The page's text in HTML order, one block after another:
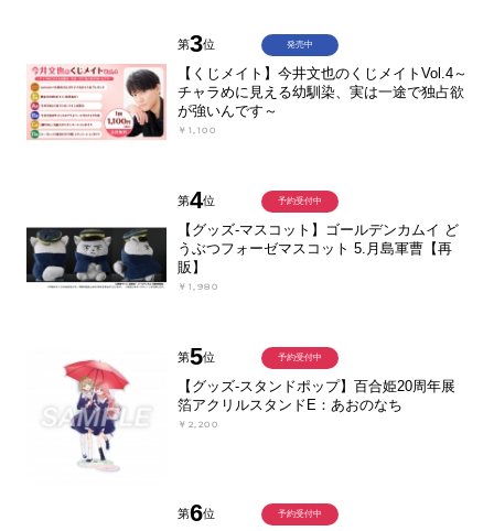
第3位
【くじメイト】今井文也のくじメイトVol.4～
チャラめに見える幼馴染、実は一途で独占欲
が強いんです～
￥1,100
発売中
第4位
【グッズ-マスコット】ゴールデンカムイ ど
うぶつフォーゼマスコット 5.月島軍曹【再
販】
￥1,980
予約受付中
第5位
【グッズ-スタンドポップ】百合姫20周年展
箔アクリルスタンドE：あおのなち
￥2,200
予約受付中
第6位 予約受付中